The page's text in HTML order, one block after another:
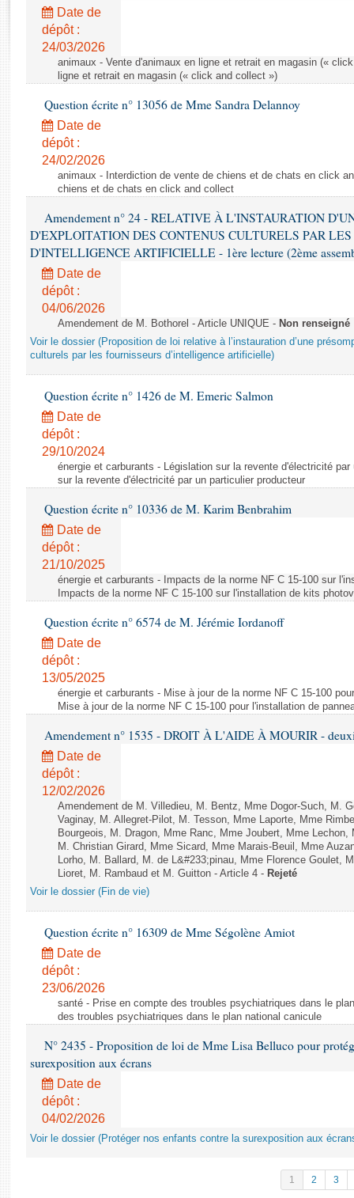
Rapports législatifs
Rapports sur l'application des lois
Baromètre de l’application des lois
Dossiers législatifs
Budget et sécurité sociale
Questions écrites et orales
Comptes rendus des débats
Date de
dépôt :
24/03/2026
animaux - Vente d'animaux en ligne et retrait en magasin («
ligne et retrait en magasin (« click and collect »)
Question écrite n° 13056 de Mme Sandra Delannoy
Date de
dépôt :
24/02/2026
animaux - Interdiction de vente de chiens et de chats en click
chiens et de chats en click and collect
Amendement n° 24 - RELATIVE À L'INSTAURATION
D'EXPLOITATION DES CONTENUS CULTURELS PAR LES
D'INTELLIGENCE ARTIFICIELLE - 1ère lecture (2ème
Date de
dépôt :
04/06/2026
Amendement de M. Bothorel - Article UNIQUE - Non renseigné
Voir le dossier (Proposition de loi relative à l’instauration d’une
culturels par les fournisseurs d’intelligence artificielle)
Question écrite n° 1426 de M. Emeric Salmon
Date de
dépôt :
29/10/2024
énergie et carburants - Législation sur la revente d'électricité
sur la revente d'électricité par un particulier producteur
Question écrite n° 10336 de M. Karim Benbrahim
Date de
dépôt :
21/10/2025
énergie et carburants - Impacts de la norme NF C 15-100 sur
Impacts de la norme NF C 15-100 sur l'installation de kits
Question écrite n° 6574 de M. Jérémie Iordanoff
Date de
dépôt :
13/05/2025
énergie et carburants - Mise à jour de la norme NF C 15-100
Mise à jour de la norme NF C 15-100 pour l'installation de
Amendement n° 1535 - DROIT À L'AIDE À MOURIR -
Date de
dépôt :
12/02/2026
Amendement de M. Villedieu, M. Bentz, Mme Dogor-Such, M.
Vaginay, M. Allegret-Pilot, M. Tesson, Mme Laporte, Mme
Bourgeois, M. Dragon, Mme Ranc, Mme Joubert, Mme
M. Christian Girard, Mme Sicard, Mme Marais-Beuil, Mme
Lorho, M. Ballard, M. de L&#233;pinau, Mme Florence Goulet,
Lioret, M. Rambaud et M. Guitton - Article 4 - Rejeté
Voir le dossier (Fin de vie)
Question écrite n° 16309 de Mme Ségolène Amiot
Date de
dépôt :
23/06/2026
santé - Prise en compte des troubles psychiatriques dans le
des troubles psychiatriques dans le plan national canicule
N° 2435 - Proposition de loi de Mme Lisa Belluco pour
surexposition aux écrans
Date de
dépôt :
04/02/2026
Voir le dossier (Protéger nos enfants contre la surexposition aux
1 2 3